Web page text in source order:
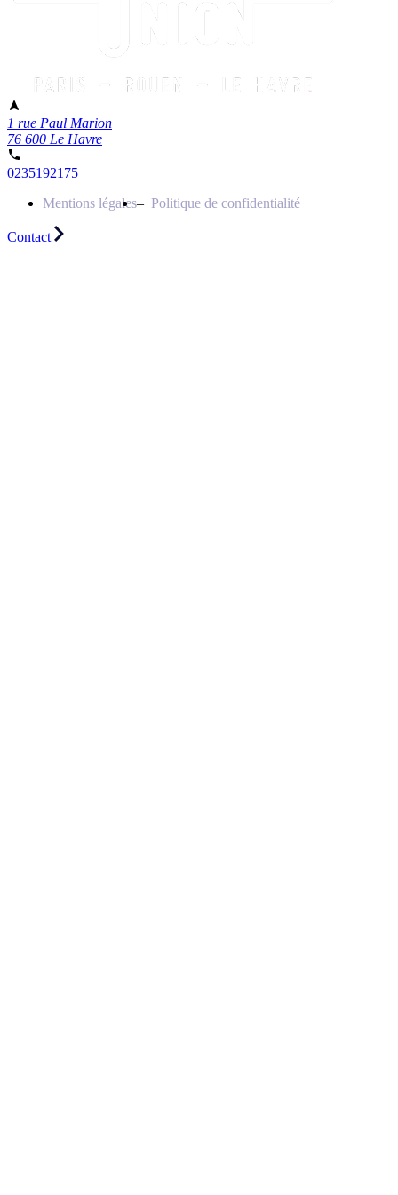
1 rue Paul Marion
76 600 Le Havre
0235192175
Mentions légales
Politique de confidentialité
Contact